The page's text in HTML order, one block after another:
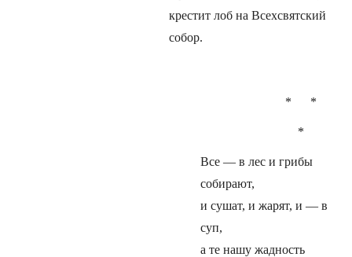
крестит лоб на Всехсвятский
собор.
* *
*
Все — в лес и грибы
собирают,
и сушат, и жарят, и — в
суп,
а те нашу жадность